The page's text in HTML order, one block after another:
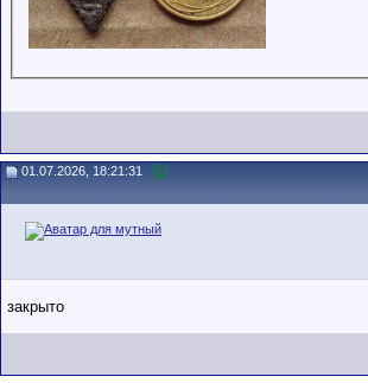
01.07.2026, 18:21:31
закрыто